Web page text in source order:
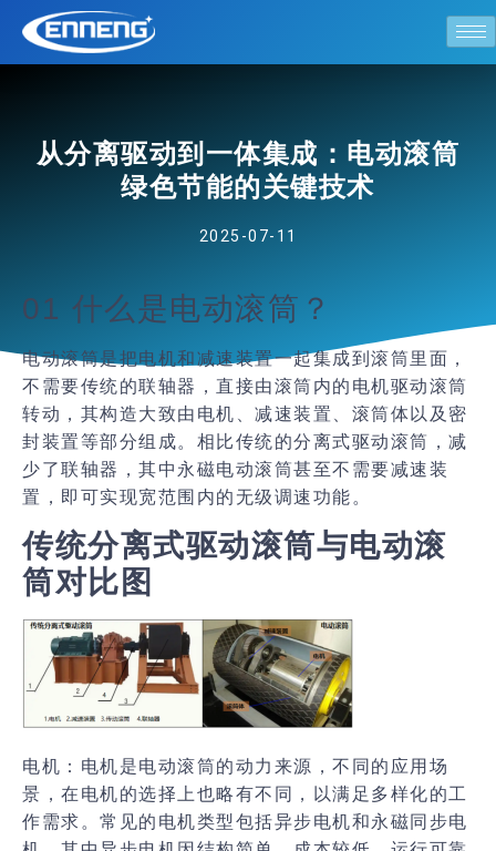
从分离驱动到一体集成：电动滚筒
绿色节能的关键技术
2025-07-11
01 什么是电动滚筒？
电动滚筒是把电机和减速装置一起集成到滚筒里面，
不需要传统的联轴器，直接由滚筒内的电机驱动滚筒
转动，其构造大致由电机、减速装置、滚筒体以及密
封装置等部分组成。相比传统的分离式驱动滚筒，减
少了联轴器，其中永磁电动滚筒甚至不需要减速装
置，即可实现宽范围内的无级调速功能。
传统分离式驱动滚筒与电动滚
筒对比图
电机： 电机是电动滚筒的动力来源，不同的应用场
景，在电机的选择上也略有不同，以满足多样化的工
作需求。常见的电机类型包括异步电机和永磁同步电